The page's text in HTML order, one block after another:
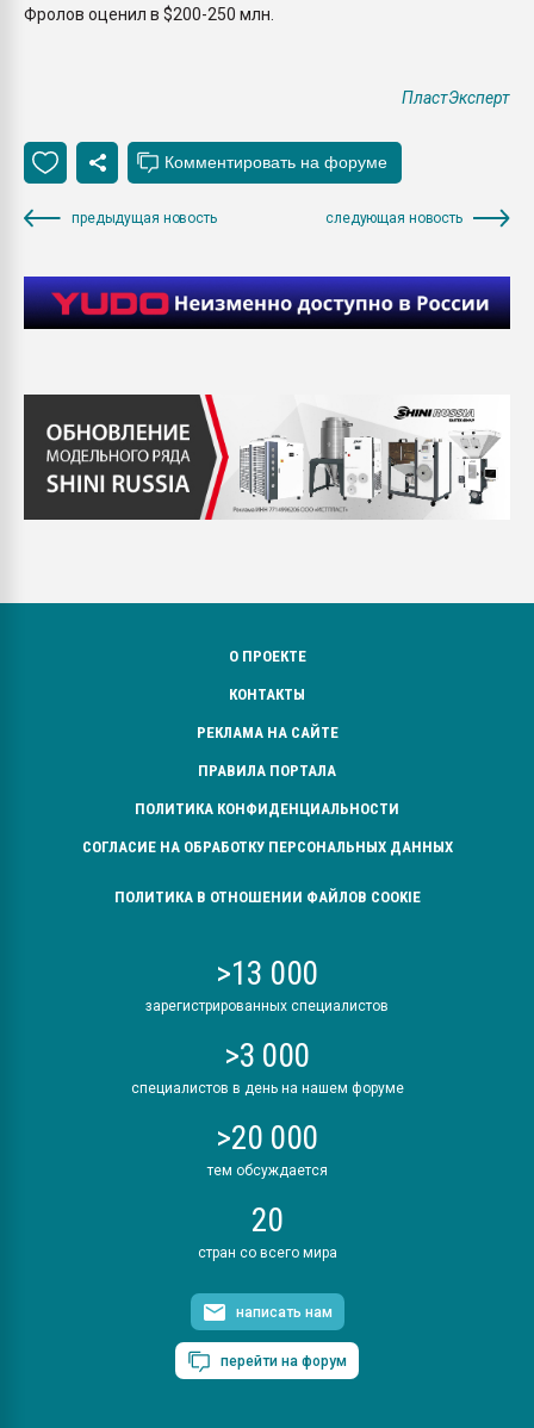
Фролов оценил в $200-250 млн.
ПластЭксперт
предыдущая новость следующая новость
О ПРОЕКТЕ
КОНТАКТЫ
РЕКЛАМА НА САЙТЕ
ПРАВИЛА ПОРТАЛА
ПОЛИТИКА КОНФИДЕНЦИАЛЬНОСТИ
СОГЛАСИЕ НА ОБРАБОТКУ ПЕРСОНАЛЬНЫХ ДАННЫХ
ПОЛИТИКА В ОТНОШЕНИИ ФАЙЛОВ COOKIE
>13 000
зарегистрированных специалистов
>3 000
специалистов в день на нашем форуме
>20 000
тем обсуждается
20
стран со всего мира
написать нам
перейти на форум